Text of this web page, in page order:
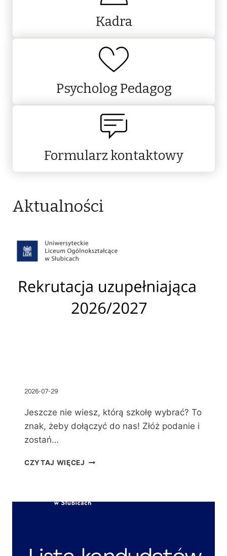
Kadra
Psycholog Pedagog
Formularz kontaktowy
Aktualności
2026-07-29
Jeszcze nie wiesz, którą szkołę wybrać? To
znak, żeby dołączyć do nas! Złóż podanie i
zostań…
CZYTAJ WIĘCEJ